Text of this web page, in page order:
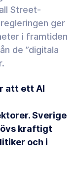
Street-
ger
i framtiden
de ”digitala
att ett AI
Sverige
kraftigt
och i